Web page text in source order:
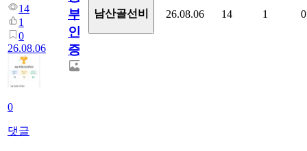
14
1
0
26.08.06
0
댓글
부
인
증
남산골선비 26.08.06 14 1 0